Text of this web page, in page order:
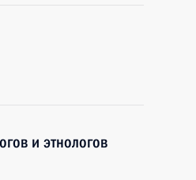
и этнологов